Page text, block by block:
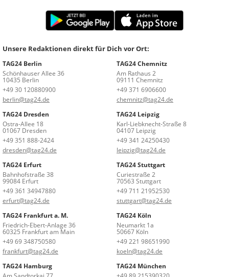
Unsere Redaktionen direkt für Dich vor Ort:
TAG24 Berlin
Schönhauser Allee 36
10435 Berlin
+49 30 120880900
berlin@tag24.de
TAG24 Chemnitz
Am Rathaus 2
09111 Chemnitz
+49 371 6906600
chemnitz@tag24.de
TAG24 Dresden
Ostra-Allee 18
01067 Dresden
+49 351 888-2424
dresden@tag24.de
TAG24 Leipzig
Karl-Liebknecht-Straße 8
04107 Leipzig
+49 341 24250430
leipzig@tag24.de
TAG24 Erfurt
Bahnhofstraße 38
99084 Erfurt
+49 361 34947880
erfurt@tag24.de
TAG24 Stuttgart
Curiestraße 2
70563 Stuttgart
+49 711 21952530
stuttgart@tag24.de
TAG24 Frankfurt a. M.
Friedrich-Ebert-Anlage 36
60325 Frankfurt am Main
+49 69 348750580
frankfurt@tag24.de
TAG24 Köln
Neumarkt 1a
50667 Köln
+49 221 98651990
koeln@tag24.de
TAG24 Hamburg
TAG24 München